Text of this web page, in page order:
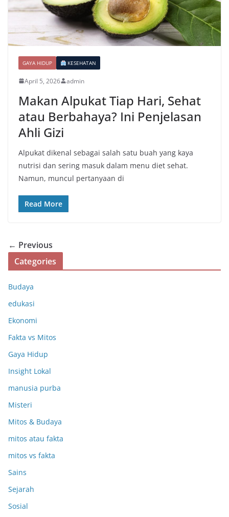
GAYA HIDUP KESEHATAN
April 5, 2026 admin
Makan Alpukat Tiap Hari, Sehat
atau Berbahaya? Ini Penjelasan
Ahli Gizi
Alpukat dikenal sebagai salah satu buah yang kaya
nutrisi dan sering masuk dalam menu diet sehat.
Namun, muncul pertanyaan di
Read More
← Previous
Categories
Budaya
edukasi
Ekonomi
Fakta vs Mitos
Gaya Hidup
Insight Lokal
manusia purba
Misteri
Mitos & Budaya
mitos atau fakta
mitos vs fakta
Sains
Sejarah
Sosial